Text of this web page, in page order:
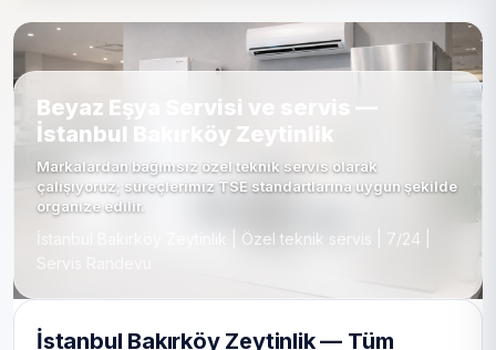
Beyaz Eşya Servisi ve servis —
İstanbul Bakırköy Zeytinlik
Markalardan bağımsız özel teknik servis olarak
çalışıyoruz; süreçlerimiz TSE standartlarına uygun şekilde
organize edilir.
İstanbul Bakırköy Zeytinlik | Özel teknik servis | 7/24 |
İstanbul Bakırköy Zeytinlik — Tüm